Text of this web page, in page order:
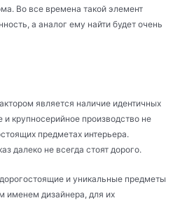
Во все времена такой элемент
а аналог ему найти будет очень
является наличие идентичных
крупносерийное производство не
предметах интерьера.
далеко не всегда стоят дорого.
и уникальные предметы
именем дизайнера, для их